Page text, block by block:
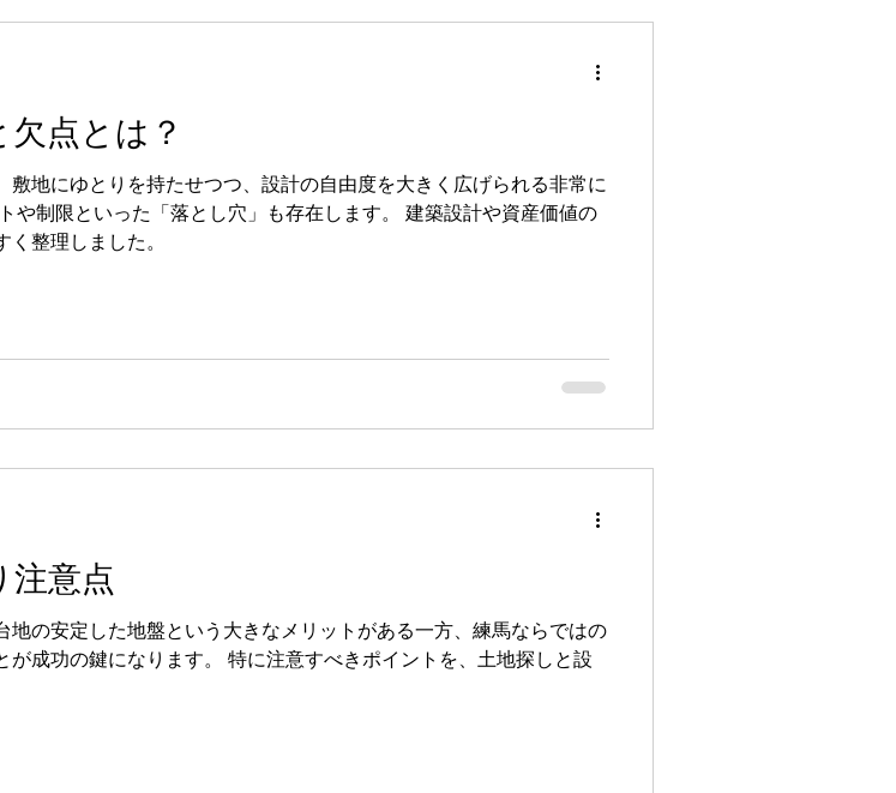
点とは？
地にゆとりを持たせつつ、設計の自由度を大きく広げられる非常に
や制限といった「落とし穴」も存在します。 建築設計や資産価値の
整理しました。
注意点
の安定した地盤という大きなメリットがある一方、練馬ならではの
が成功の鍵になります。 特に注意すべきポイントを、土地探しと設